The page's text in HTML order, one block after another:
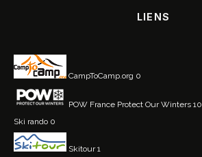
LIENS
CampToCamp.org 0
POW France Protect Our Winters 10
Ski rando 0
Skitour1